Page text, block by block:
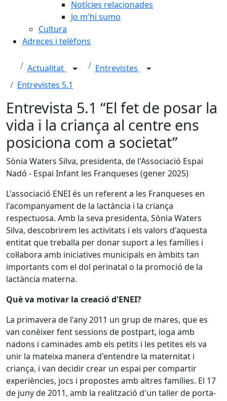
Notícies relacionades
Jo m'hi sumo
Cultura
Adreces i telèfons
Actualitat
Entrevistes
Entrevistes 5.1
Entrevista 5.1 “El fet de posar la
vida i la criança al centre ens
posiciona com a societat”
Sònia Waters Silva, presidenta, de l'Associació Espai
Nadó - Espai Infant les Franqueses (gener 2025)
L'associació ENEI és un referent a les Franqueses en
l'acompanyament de la lactància i la criança
respectuosa. Amb la seva presidenta, Sònia Waters
Silva, descobrirem les activitats i els valors d'aquesta
entitat que treballa per donar suport a les famílies i
col·labora amb iniciatives municipals en àmbits tan
importants com el dol perinatal o la promoció de la
lactància materna.
Què va motivar la creació d'ENEI?
La primavera de l'any 2011 un grup de mares, que es
van conèixer fent sessions de postpart, ioga amb
nadons i caminades amb els petits i les petites els va
unir la mateixa manera d'entendre la maternitat i
criança, i van decidir crear un espai per compartir
experiències, jocs i propostes amb altres famílies. El 17
de juny de 2011, amb la realització d'un taller de porta-